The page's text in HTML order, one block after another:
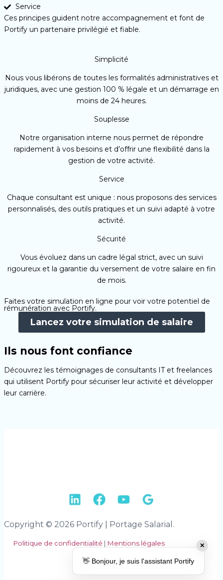
Service
Ces principes guident notre accompagnement et font de
Portify un partenaire privilégié et fiable.
Simplicité
Nous vous libérons de toutes les formalités administratives et
juridiques, avec une gestion 100 % légale et un démarrage en
moins de 24 heures.
Souplesse
Notre organisation interne nous permet de répondre
rapidement à vos besoins et d’offrir une flexibilité dans la
gestion de votre activité.
Service
Chaque consultant est unique : nous proposons des services
personnalisés, des outils pratiques et un suivi adapté à votre
activité.
Sécurité
Vous évoluez dans un cadre légal strict, avec un suivi
rigoureux et la garantie du versement de votre salaire en fin
de mois.
Faites votre simulation en ligne pour voir votre potentiel de
rémunération avec Portify.
Lancez votre simulation de salaire
Ils nous font confiance
Découvrez les témoignages de consultants IT et freelances
qui utilisent Portify pour sécuriser leur activité et développer
leur carrière.
Copyright © 2026 Portify | Portage Salarial.
Politique de confidentialité | Mentions légales ✕
👋 Bonjour, je suis l'assistant Portify